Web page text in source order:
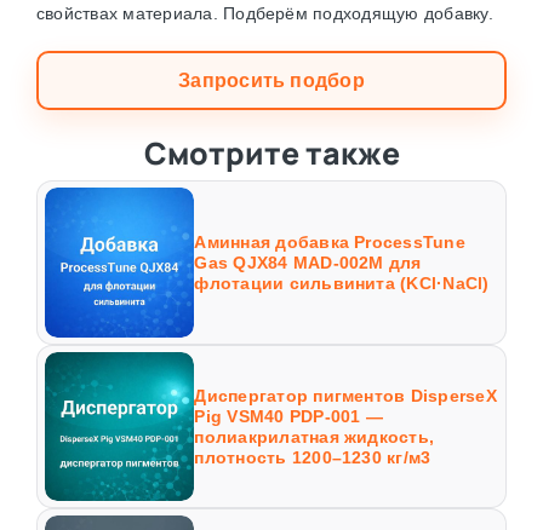
свойствах материала. Подберём подходящую добавку.
Запросить подбор
Смотрите также
Аминная добавка ProcessTune
Gas QJX84 MAD-002M для
флотации сильвинита (KCl·NaCl)
Диспергатор пигментов DisperseX
Pig VSM40 PDP-001 —
полиакрилатная жидкость,
плотность 1200–1230 кг/м3